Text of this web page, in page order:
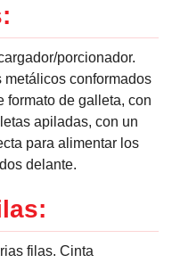
porcionador.
metálicos conformados
formato de galleta, con
apiladas, con un
para alimentar los
delante.
filas. Cinta